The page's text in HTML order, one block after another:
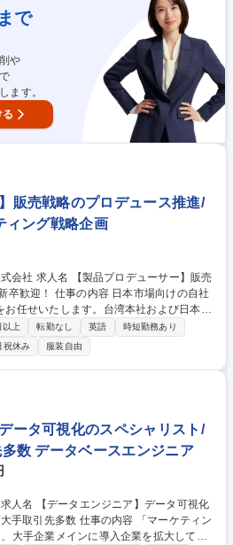
・データ品質改善（実装はエンジニア部門
設計・レポーティング■製品トレーニン
ジメント■顧客への提案・プレゼン■新サ
サルタン
・MA・アクセス解析支援
で
や
ます。
販売戦略のプロデュース推進/
ィング戦略企画
サー】販売
市場向けの自社
任せいたします。台湾本社および日本支
・販売・マーケティング戦略の策定、代理
す。 ◆製品戦略：マーケッ
製品規格の決定、案件ベースの新製品開
合分析で競争力のある価格設定と交渉、
流通戦略：代理店との商談及び在庫状況
るチャネル整理◆プロモーション戦略：製
自社内のマーケティング部へ販売促進やP
ーサー】販
新卒歓迎！
上 転勤なし 英語
時短勤務あり
祝休み 服装自由
ータ可視化のスペシャリスト/
数 データベースエンジニア
の内容 「マーケティン
大手企業メインに導入企業を拡大してい